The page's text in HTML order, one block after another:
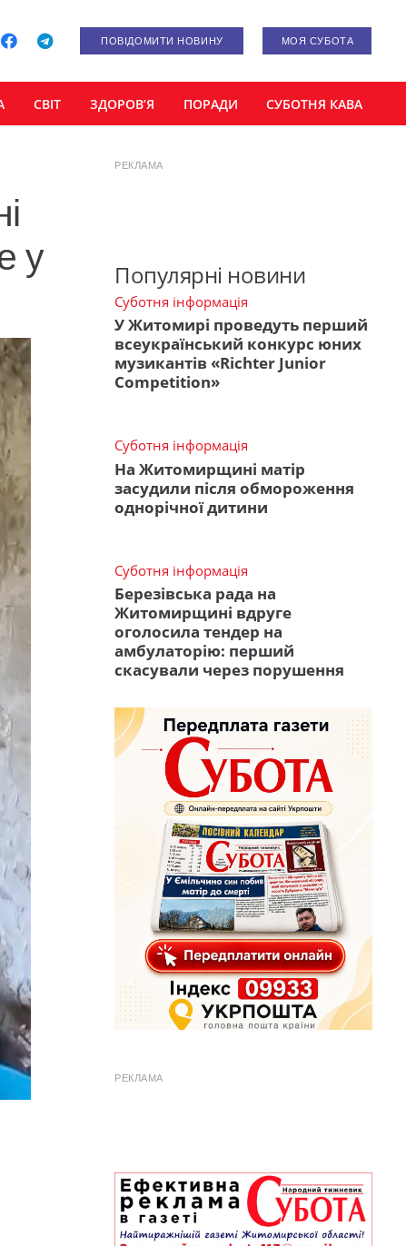
ПОВІДОМИТИ НОВИНУ МОЯ СУБОТА
СВІТ ЗДОРОВ’Я ПОРАДИ СУБОТНЯ КАВА
у
РЕКЛАМА
Популярні новини
Суботня інформація
У Житомирі проведуть перший
всеукраїнський конкурс юних
музикантів «Richter Junior
Competition»
Суботня інформація
На Житомирщині матір
засудили після обмороження
однорічної дитини
Суботня інформація
Березівська рада на
Житомирщині вдруге
оголосила тендер на
амбулаторію: перший
скасували через порушення
РЕКЛАМА